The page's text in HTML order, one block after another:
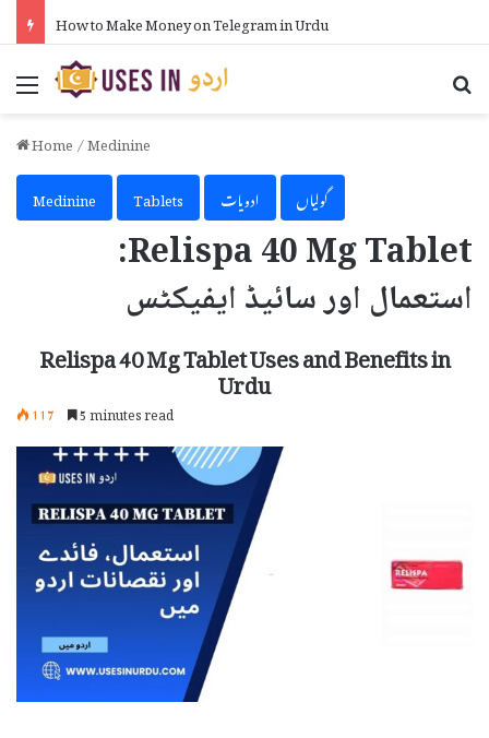
How to Make Money on Telegram in Urdu
Menu
Home/Medinine
Medinine
Tablets ادویات گولیاں
Relispa 40 Mg Tablet:
استعمال اور سائیڈ ایفیکٹس
Relispa 40 Mg Tablet Uses and Benefits in
Urdu
117 5 minutes read